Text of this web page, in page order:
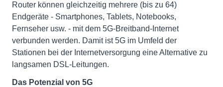
Router können gleichzeitig mehrere (bis zu 64)
Endgeräte - Smartphones, Tablets, Notebooks,
Fernseher usw. - mit dem 5G-Breitband-Internet
verbunden werden. Damit ist 5G im Umfeld der
Stationen bei der Internetversorgung eine Alternative zu
langsamen DSL-Leitungen.
Das Potenzial von 5G